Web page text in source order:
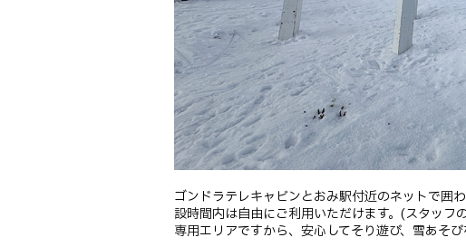
ゴンドラテレキャビンとおみ駅付近のネットで囲
設時間内は自由にご利用いただけます。(スタッフ
専用エリアですから、安心してそり遊び、雪あそび